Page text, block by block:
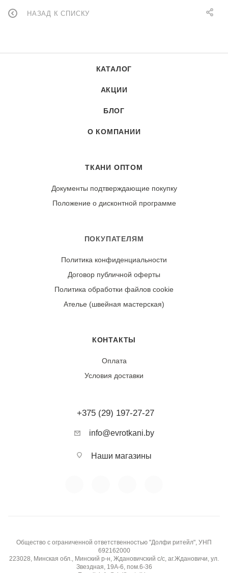
НАЗАД К СПИСКУ
КАТАЛОГ
АКЦИИ
БЛОГ
О КОМПАНИИ
ТКАНИ ОПТОМ
Документы подтверждающие покупку
Положение о дисконтной программе
ПОКУПАТЕЛЯМ
Политика конфиденциальности
Договор публичной оферты
Политика обработки файлов cookie
Ателье (швейная мастерская)
КОНТАКТЫ
Оплата
Условия доставки
+375 (29) 197-27-27
info@evrotkani.by
Наши магазины
Общество с ограниченной ответственностью "Долфи ритейл", УНП
692162000
223028, Минская обл., Минский р-н, Ждановичский с/с, аг.Ждановичи, ул.
Звездная, 19А-6, пом.6-36